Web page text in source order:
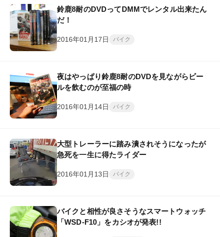
鈴鹿8耐のDVDってDMMでレンタル出来たん
だ！
2016年01月17日 バイク
夜はやっぱり鈴鹿8耐のDVDを見ながらビー
ルを飲むのが至福の時
2016年01月14日 バイク
大型トレーラーに踏み潰されそうになったが
急死を一生に得たライダー
2016年01月13日 バイク
バイクと相性が良さそうなスマートウォッチ
「WSD-F10」をカシオが発表!!